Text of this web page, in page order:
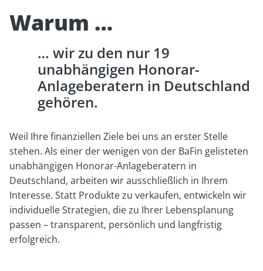
Warum
wir zu den nur 19
unabhängigen Honorar-
Anlageberatern in Deutschland
gehören.
Weil Ihre finanziellen Ziele bei uns an erster Stelle
stehen. Als einer der wenigen von der BaFin gelisteten
unabhängigen Honorar-Anlageberatern in
Deutschland, arbeiten wir ausschließlich in Ihrem
Interesse. Statt Produkte zu verkaufen, entwickeln wir
individuelle Strategien, die zu Ihrer Lebensplanung
passen – transparent, persönlich und langfristig
erfolgreich.